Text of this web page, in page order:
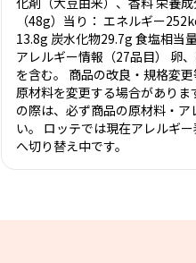
（48g）当り： エネルギー
13.8g 炭水化物29.7g 食塩相当
アレルギー情報（27品目） 卵
を含む。 商品の改良・規格変
原材料を変更する場合がありま
の際は、必ず商品の原材料・
い。 ロッテでは現在アレルギ
へ切り替え中です。